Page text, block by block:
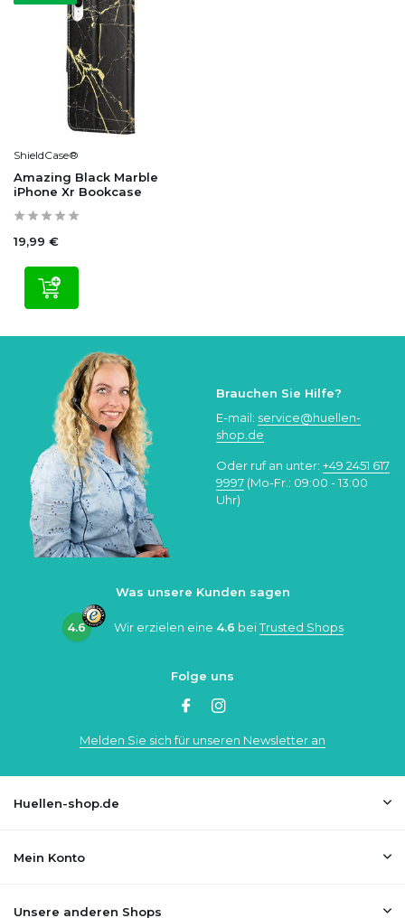
ShieldCase®
Amazing Black Marble
iPhone Xr Bookcase
19,99 €
Brauchen Sie Hilfe?
E-mail: service@huellen-
shop.de
Oder ruf an unter: +49 2451 617
9997 (Mo-Fr.: 09:00 - 13:00
Uhr)
Was unsere Kunden sagen
4.6 Wir erzielen eine 4.6 beiTrusted Shops
Folge uns
Melden Sie sich für unseren Newsletter an
Huellen-shop.de
Mein Konto
Unsere anderen Shops